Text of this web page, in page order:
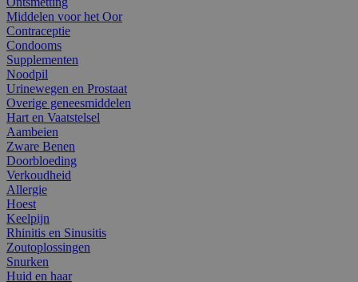
Middelen voor het Oor
Contraceptie
Condooms
Supplementen
Noodpil
Urinewegen en Prostaat
Overige geneesmiddelen
Hart en Vaatstelsel
Aambeien
Zware Benen
Doorbloeding
Verkoudheid
Allergie
Hoest
Keelpijn
Rhinitis en Sinusitis
Zoutoplossingen
Snurken
Huid en haar